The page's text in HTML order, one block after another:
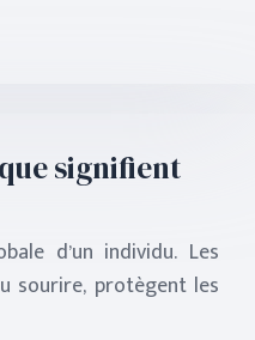
signifient
d’un individu. Les
sourire, protègent les